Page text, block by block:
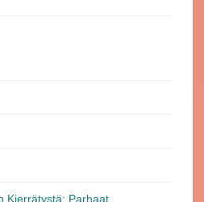
Kierrätystä: Parhaat